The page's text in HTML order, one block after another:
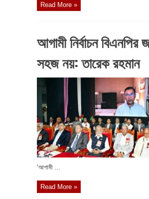
Read More »
আগামী নির্বাচন
সহজ নয়: তারেক রহমান
‘আগামী ...
Read More »